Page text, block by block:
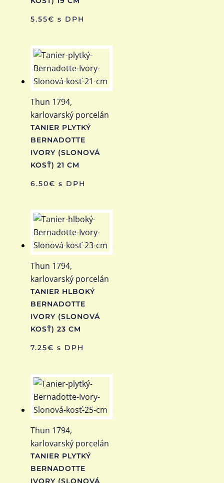
5.55€ s DPH
Thun 1794,
karlovarský porcelán
TANIER PLYTKÝ
BERNADOTTE
IVORY (SLONOVÁ
KOSŤ) 21 CM
6.50€ s DPH
Thun 1794,
karlovarský porcelán
TANIER HLBOKÝ
BERNADOTTE
IVORY (SLONOVÁ
KOSŤ) 23 CM
7.25€ s DPH
Thun 1794,
karlovarský porcelán
TANIER PLYTKÝ
BERNADOTTE
IVORY (SLONOVÁ